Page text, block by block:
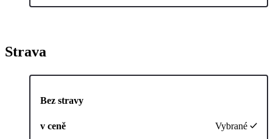
Strava
Bez stravy
v ceně Vybrané